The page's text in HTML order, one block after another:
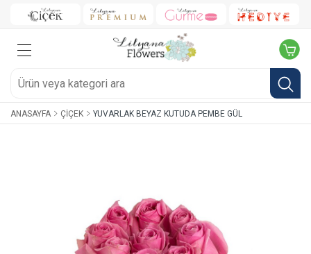
ANASAYFA ÇIÇEK YUVARLAK BEYAZ KUTUDA PEMBE GÜL